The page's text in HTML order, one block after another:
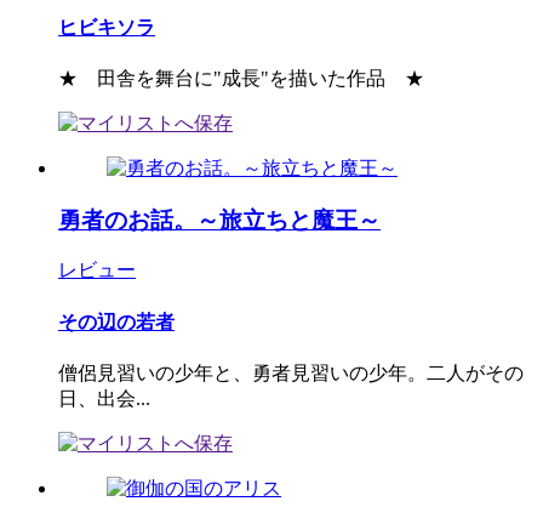
ヒビキソラ
★ 田舎を舞台に"成長"を描いた作品 ★
勇者のお話。～旅立ちと魔王～
レビュー
その辺の若者
僧侶見習いの少年と、勇者見習いの少年。二人がその
日、出会...